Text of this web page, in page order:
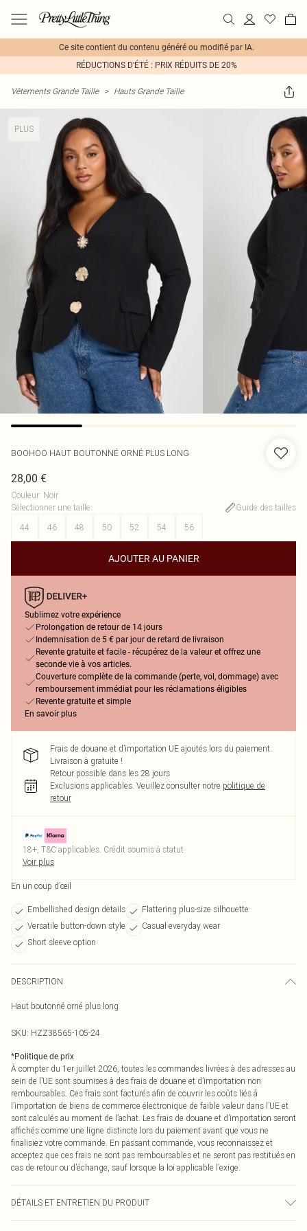
Ce site contient du contenu généré ou modifié par IA.
RÉDUCTIONS D'ÉTÉ : PRIX RÉDUITS DE 20%
Vêtements Grande Taille > Hauts Grande Taille
PLUS
BOOHOO HAUT BOUTONNÉ ORNÉ PLUS LONG
28,00 €
Couleur: Noir
Sélectionner une taille:
Guide des tailles
44
46 48 50 52 54 56
AJOUTER AU PANIER
Sublimez votre expérience
Prolongation de retour de 14 jours
Indemnisation de 5 € par jour de retard de livraison
Revente gratuite et facile - récupérez de la valeur et offrez une
seconde vie à vos articles.
Couverture complète de la commande (perte, vol, dommage) avec
remboursement immédiat pour les réclamations éligibles
Revente gratuite et simple
En savoir plus
Frais de douane et d’importation UE ajoutés lors du paiement.
Livraison à gratuite !
Retour possible dans les 28 jours
Exclusions applicables. Veuillez consulter notre politique de
retour
18+, T&C applicables. Crédit soumis à statut
Voir plus
En un coup d’œil
Embellished design details
Flattering plus-size silhouette
Versatile button-down style
Casual everyday wear
Short sleeve option
DESCRIPTION
Haut boutonné orné plus long
SKU: HZZ38565-105-24
*Politique de prix
À compter du 1er juillet 2026, toutes les commandes livrées à des adresses au
sein de l’UE sont soumises à des frais de douane et d’importation non
remboursables. Ces frais sont facturés afin de couvrir les coûts liés à
l’importation de biens de commerce électronique de faible valeur dans l’UE et
sont calculés au moment de l’achat. Les frais de douane et d’importation seront
affichés comme une ligne distincte lors du paiement avant que vous ne
finalisiez votre commande. En passant commande, vous reconnaissez et
acceptez que ces frais ne sont pas remboursables et ne seront pas restitués en
cas de retour ou d’échange, sauf lorsque la loi applicable l’exige.
DÉTAILS ET ENTRETIEN DU PRODUIT